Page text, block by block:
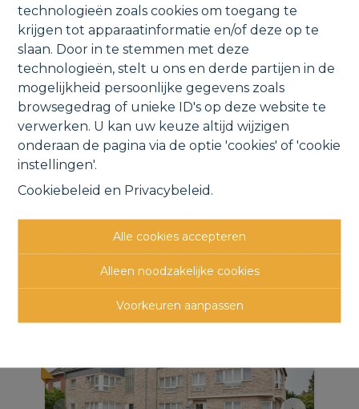
technologieën zoals cookies om toegang te
krijgen tot apparaatinformatie en/of deze op te
slaan. Door in te stemmen met deze
technologieën, stelt u ons en derde partijen in de
mogelijkheid persoonlijke gegevens zoals
browsegedrag of unieke ID's op deze website te
verwerken. U kan uw keuze altijd wijzigen
onderaan de pagina via de optie 'cookies' of 'cookie
instellingen'.
Cookiebeleid en Privacybeleid .
Alle cookies accepteren
Alleen noodzakelijke cookies
Voorkeuren aanpassen
Jan Hammeneckerstraat 11 3, 1880 Kapelle-op-
den-Bos VERHUURD
Vorige Lijst Volgende
Andere interessante
panden